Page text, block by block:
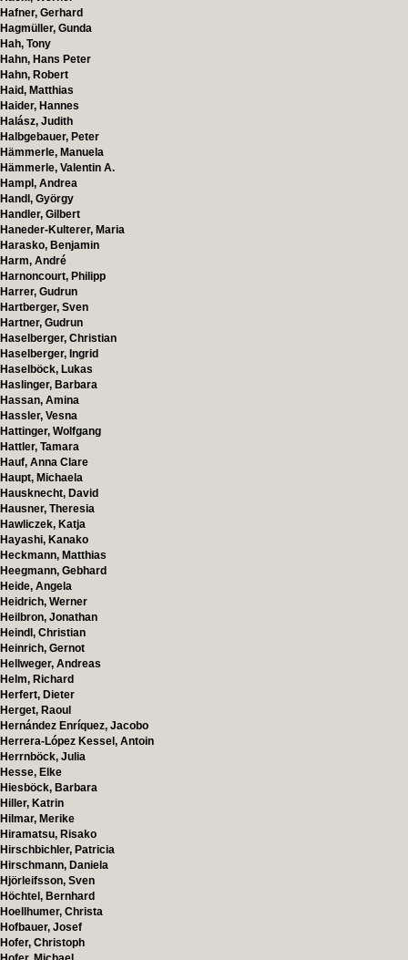
Hafner, Gerhard
Hagmüller, Gunda
Hah, Tony
Hahn, Hans Peter
Hahn, Robert
Haid, Matthias
Haider, Hannes
Halász, Judith
Halbgebauer, Peter
Hämmerle, Manuela
Hämmerle, Valentin A.
Hampl, Andrea
Handl, György
Handler, Gilbert
Haneder-Kulterer, Maria
Harasko, Benjamin
Harm, André
Harnoncourt, Philipp
Harrer, Gudrun
Hartberger, Sven
Hartner, Gudrun
Haselberger, Christian
Haselberger, Ingrid
Haselböck, Lukas
Haslinger, Barbara
Hassan, Amina
Hassler, Vesna
Hattinger, Wolfgang
Hattler, Tamara
Hauf, Anna Clare
Haupt, Michaela
Hausknecht, David
Hausner, Theresia
Hawliczek, Katja
Hayashi, Kanako
Heckmann, Matthias
Heegmann, Gebhard
Heide, Angela
Heidrich, Werner
Heilbron, Jonathan
Heindl, Christian
Heinrich, Gernot
Hellweger, Andreas
Helm, Richard
Herfert, Dieter
Herget, Raoul
Hernández Enríquez, Jacobo
Herrera-López Kessel, Antoin
Herrnböck, Julia
Hesse, Elke
Hiesböck, Barbara
Hiller, Katrin
Hilmar, Merike
Hiramatsu, Risako
Hirschbichler, Patricia
Hirschmann, Daniela
Hjörleifsson, Sven
Höchtel, Bernhard
Hoellhumer, Christa
Hofbauer, Josef
Hofer, Christoph